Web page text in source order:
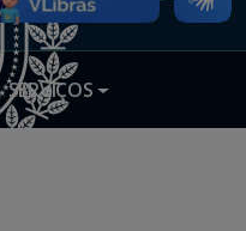
SERVIÇOS